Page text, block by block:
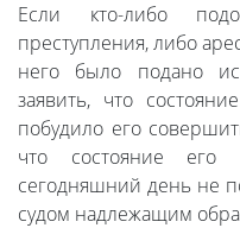
Если кто-либо
преступления, либо
него было подано
заявить, что
побудило его
что состояние его
сегодняшний день не
судом надлежащим